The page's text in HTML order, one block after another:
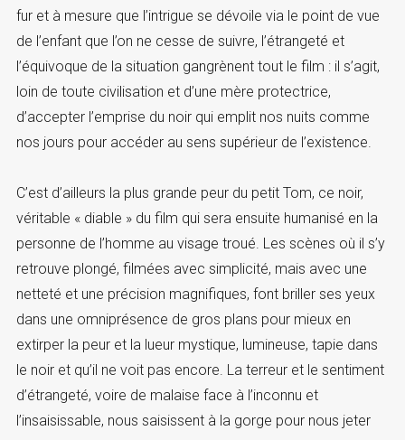
fur et à mesure que l’intrigue se dévoile via le point de vue
de l’enfant que l’on ne cesse de suivre, l’étrangeté et
l’équivoque de la situation gangrènent tout le film : il s’agit,
loin de toute civilisation et d’une mère protectrice,
d’accepter l’emprise du noir qui emplit nos nuits comme
nos jours pour accéder au sens supérieur de l’existence.
C’est d’ailleurs la plus grande peur du petit Tom, ce noir,
véritable « diable » du film qui sera ensuite humanisé en la
personne de l’homme au visage troué. Les scènes où il s’y
retrouve plongé, filmées avec simplicité, mais avec une
netteté et une précision magnifiques, font briller ses yeux
dans une omniprésence de gros plans pour mieux en
extirper la peur et la lueur mystique, lumineuse, tapie dans
le noir et qu’il ne voit pas encore. La terreur et le sentiment
d’étrangeté, voire de malaise face à l’inconnu et
l’insaisissable, nous saisissent à la gorge pour nous jeter